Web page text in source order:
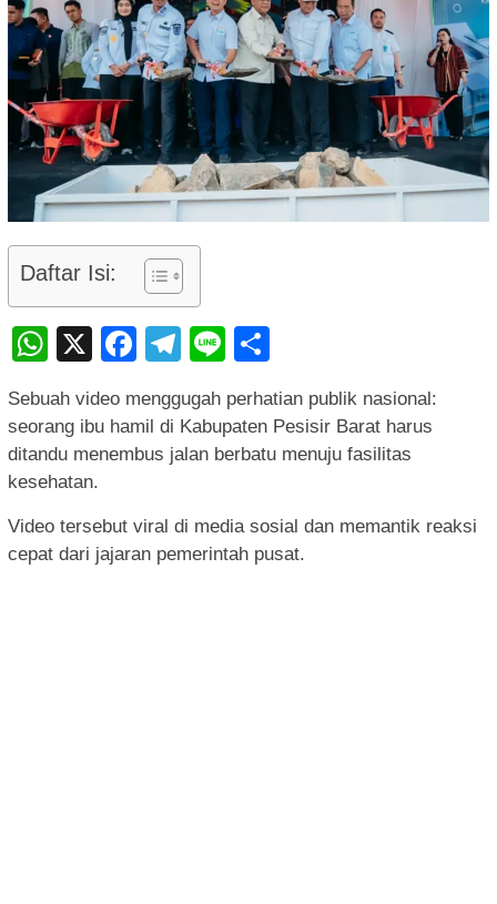
Daftar Isi:
WhatsApp
X Facebook
Telegram
Line
Sebuah video menggugah perhatian publik nasional:
seorang ibu hamil di Kabupaten Pesisir Barat harus
ditandu menembus jalan berbatu menuju fasilitas
kesehatan.
Video tersebut viral di media sosial dan memantik reaksi
cepat dari jajaran pemerintah pusat.